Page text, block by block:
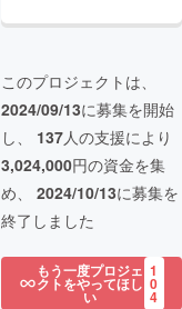
このプロジェクトは、
2024/09/13に募集を開始
し、 137人の支援により
3,024,000円の資金を集
め、 2024/10/13に募集を
終了しました
もう一度プロジェ
クトをやってほし
い
1
0
4